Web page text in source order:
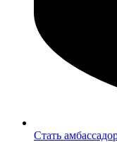
Стать